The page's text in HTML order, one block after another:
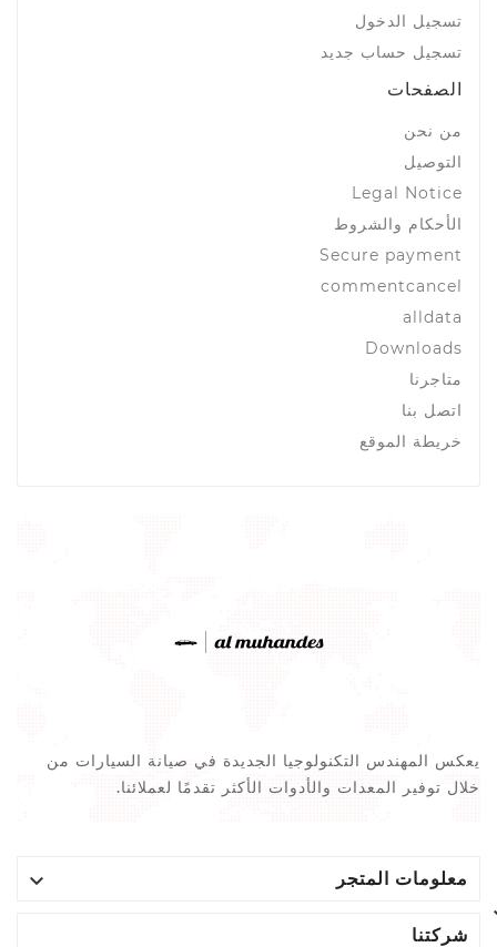
تسجيل الدخول
تسجيل حساب جديد
الصفحات
من نحن
التوصيل
Legal Notice
الأحكام والشروط
Secure payment
commentcancel
alldata
Downloads
متاجرنا
اتصل بنا
خريطة الموقع
يعكس المهندس التكنولوجيا الجديدة في صيانة السيارات من
خلال توفير المعدات والأدوات الأكثر تقدمًا لعملائنا.
معلومات المتجر 
شركتنا